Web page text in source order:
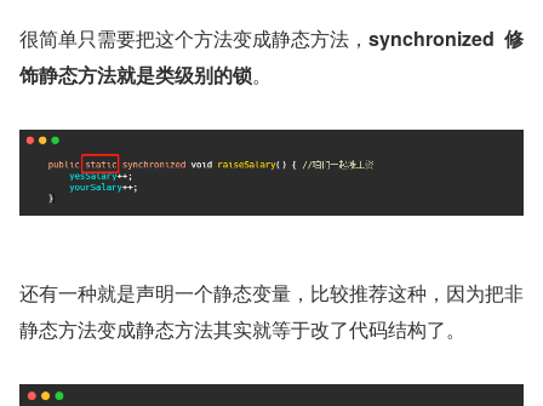
很简单只需要把这个方法变成静态方法， synchronized  修
饰静态方法就是类级别的锁。
还有一种就是声明一个静态变量，比较推荐这种，因为把非
静态方法变成静态方法其实就等于改了代码结构了。